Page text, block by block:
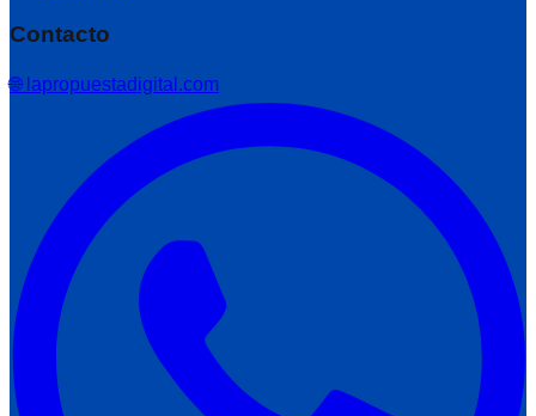
Contacto
🌐 lapropuestadigital.com